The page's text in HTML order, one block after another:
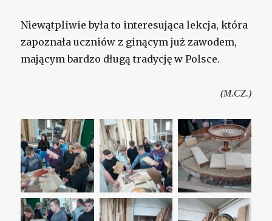
Niewątpliwie była to interesująca lekcja, która
zapoznała uczniów z ginącym już zawodem,
mającym bardzo długą tradycję w Polsce.
(M.CZ.)